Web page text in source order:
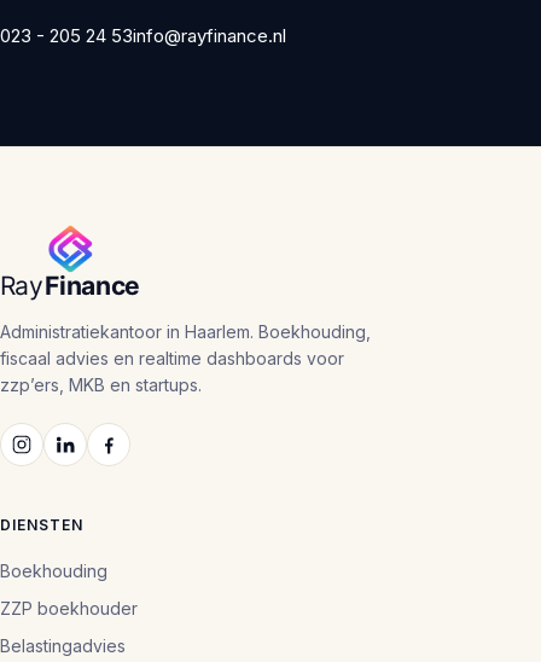
023 - 205 24 53info@rayfinance.nl
Administratiekantoor in Haarlem. Boekhouding,
fiscaal advies en realtime dashboards voor
zzp’ers, MKB en startups.
DIENSTEN
Boekhouding
ZZP boekhouder
Belastingadvies